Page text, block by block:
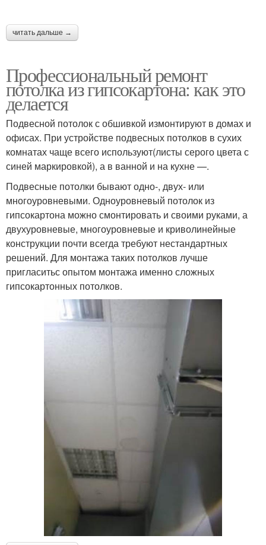
читать дальше →
Профессиональный ремонт
потолка из гипсокартона: как это
делается
Подвесной потолок с обшивкой измонтируют в домах и
офисах. При устройстве подвесных потолков в сухих
комнатах чаще всего используют(листы серого цвета с
синей маркировкой), а в ванной и на кухне —.
Подвесные потолки бывают одно-, двух- или
многоуровневыми. Одноуровневый потолок из
гипсокартона можно смонтировать и своими руками, а
двухуровневые, многоуровневые и криволинейные
конструкции почти всегда требуют нестандартных
решений. Для монтажа таких потолков лучше
пригласитьс опытом монтажа именно сложных
гипсокартонных потолков.